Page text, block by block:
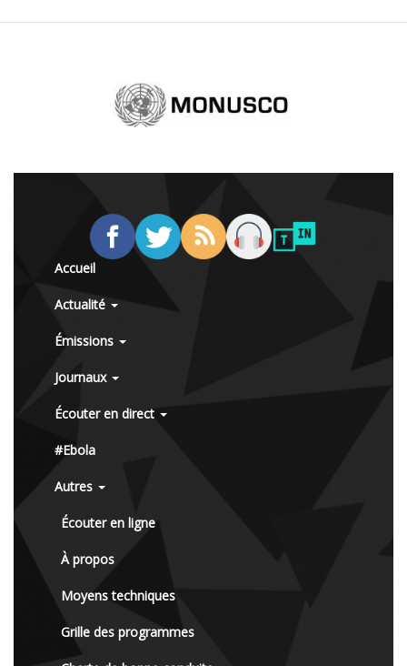
Accueil
Actualité
Émissions
Journaux
Écouter en direct
#Ebola
Autres
Écouter en ligne
À propos
Moyens techniques
Grille des programmes